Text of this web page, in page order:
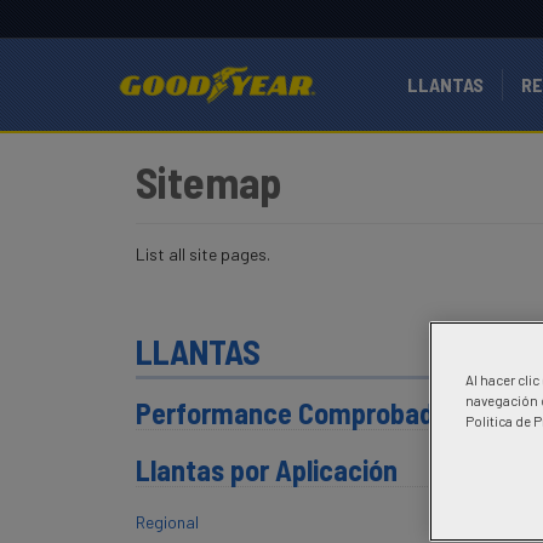
LLANTAS
Sitemap
List all site pages.
LLANTAS
Performance Comprobada
Llantas por Aplicación
Regional
Al hacer clic
navegación
Politica de